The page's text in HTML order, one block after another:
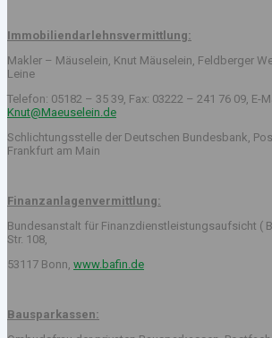
Immobiliendarlehnsvermittlung:
Makler – Mäuselein, Knut Mäuselein, Feldberger
Leine
Telefon: 05182 – 35 39, Fax: 03222 – 241 76 09, E-
Knut@Maeuselein.de
Schlichtungsstelle der Deutschen Bundesbank,
Frankfurt am Main
Finanzanlagenvermittlung:
Bundesanstalt für Finanzdienstleistungsaufsicht (
Str. 108,
53117 Bonn, www.bafin.de
Bausparkassen: